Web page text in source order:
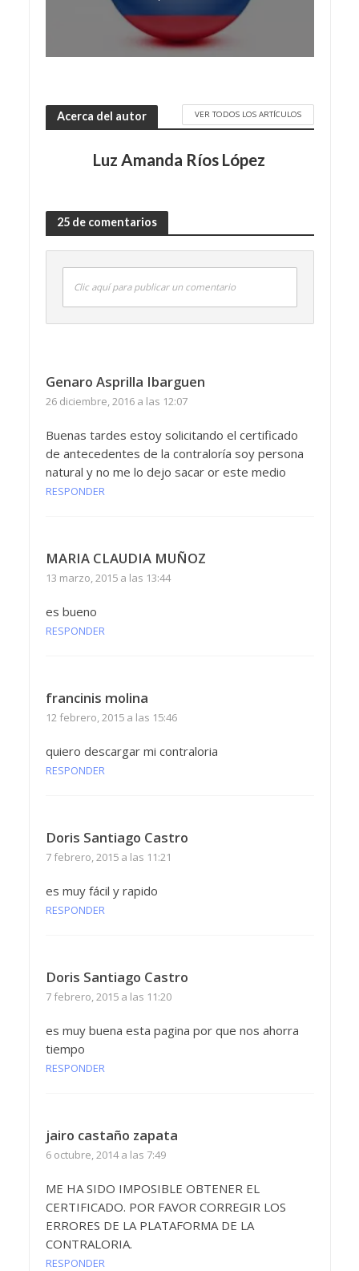
Acerca del autor VER TODOS LOS ARTÍCULOS
Luz Amanda Ríos López
25 de comentarios
Clic aquí para publicar un comentario
Genaro Asprilla Ibarguen
26 diciembre, 2016 a las 12:07
Buenas tardes estoy solicitando el certificado
de antecedentes de la contraloría soy persona
natural y no me lo dejo sacar or este medio
RESPONDER
MARIA CLAUDIA MUÑOZ
13 marzo, 2015 a las 13:44
es bueno
RESPONDER
francinis molina
12 febrero, 2015 a las 15:46
quiero descargar mi contraloria
RESPONDER
Doris Santiago Castro
7 febrero, 2015 a las 11:21
es muy fácil y rapido
RESPONDER
Doris Santiago Castro
7 febrero, 2015 a las 11:20
es muy buena esta pagina por que nos ahorra
tiempo
RESPONDER
jairo castaño zapata
6 octubre, 2014 a las 7:49
ME HA SIDO IMPOSIBLE OBTENER EL
CERTIFICADO. POR FAVOR CORREGIR LOS
ERRORES DE LA PLATAFORMA DE LA
CONTRALORIA.
RESPONDER